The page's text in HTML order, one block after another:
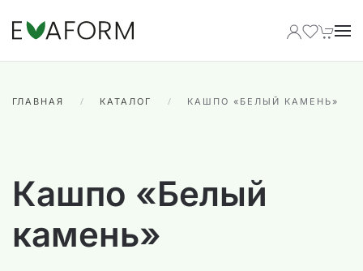
ГЛАВНАЯ КАТАЛОГ КАШПО «БЕЛЫЙ КАМЕНЬ»
Кашпо «Белый
камень»